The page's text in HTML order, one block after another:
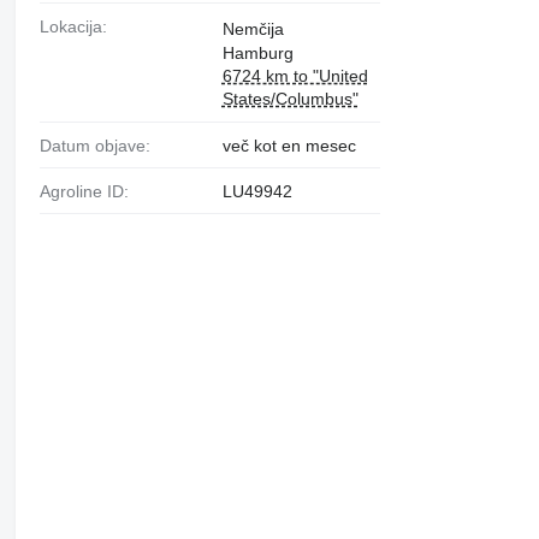
Lokacija:
Nemčija
Hamburg
6724 km to "United
States/Columbus"
Datum objave: več kot en mesec
Agroline ID: LU49942